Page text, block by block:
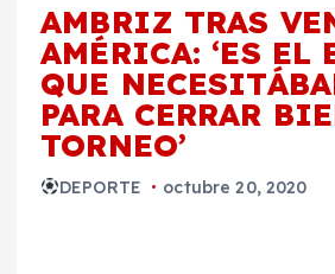
AMBRIZ TRAS
AMÉRICA: ‘ES EL
QUE
PARA CERRAR
TORNEO’
DEPORTE octubre 20, 2020